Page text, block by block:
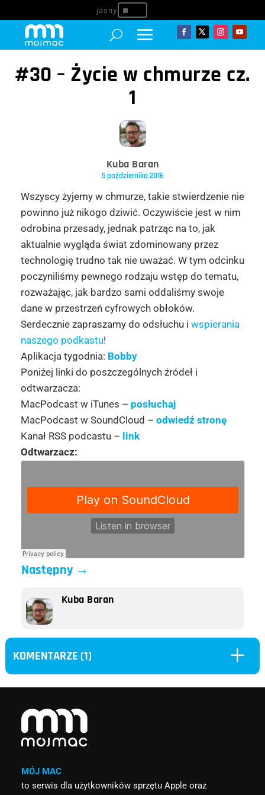
^
#30 – Życie w chmurze cz.
1
Kuba Baran
5 października 2016
Wszyscy żyjemy w chmurze, takie stwierdzenie nie
powinno już nikogo dziwić. Oczywiście jest w nim
odrobina przesady, jednak patrząc na to, jak
aktualnie wygląda świat zdominowany przez
technologię trudno tak nie uważać. W tym odcinku
poczyniliśmy pewnego rodzaju wstęp do tematu,
rozważając, jak bardzo sami oddaliśmy swoje
dane w przestrzeń cyfrowych obłoków.
Serdecznie zapraszamy do odsłuchu i wspierania
naszego podkastu!
Aplikacja tygodnia: Bobby
Poniżej linki do poszczególnych źródeł i
odtwarzacza:
MacPodcast w iTunes – posłuchaj
MacPodcast w SoundCloud – odwiedź stronę
Kanał RSS podcastu – link
Odtwarzacz:
Następny→
Kuba Baran
KOMENTARZE (1) L
MÓJ MAC
to serwis dla użytkowników sprzętu Apple oraz